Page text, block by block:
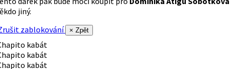
jiný.
zablokování
× Zpět